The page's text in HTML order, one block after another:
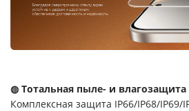
◍ Тотальная пыле- и влагозащита
Комплексная защита IP66/IP68/IP69/